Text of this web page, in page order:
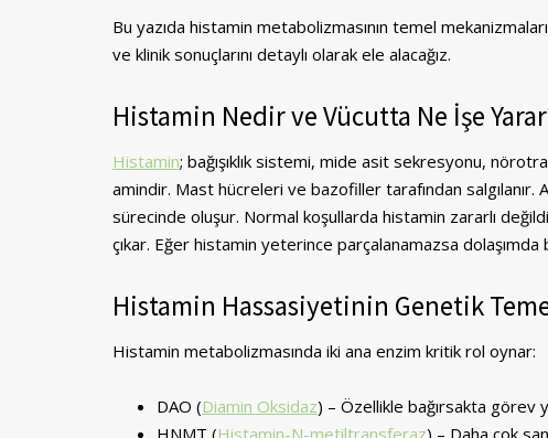
Bu yazıda histamin metabolizmasının temel
ve klinik sonuçlarını detaylı olarak ele alacağız.
Histamin Nedir ve Vücutta Ne İşe
Histamin; bağışıklık sistemi, mide asit sekresyonu,
amindir. Mast hücreleri ve bazofiller tarafından
sürecinde oluşur. Normal koşullarda histamin zararlı
çıkar. Eğer histamin yeterince parçalanamazsa
Histamin Hassasiyetinin Genetik
Histamin metabolizmasında iki ana enzim kritik rol oynar:
DAO (Diamin Oksidaz) – Özellikle bağırsakta görev
HNMT (Histamin-N-metiltransferaz) – Daha çok